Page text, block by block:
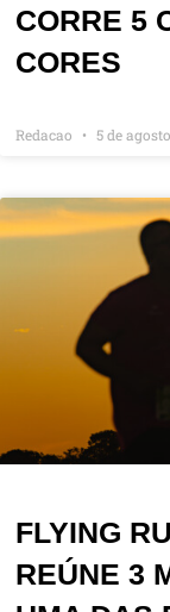
CORRE 5
CORES
Redacao 5 de
FLYING
REÚNE 3